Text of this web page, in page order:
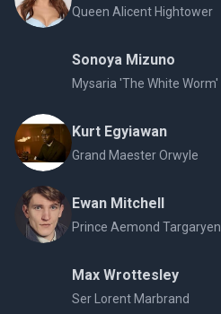
Queen Alicent Hightower
Sonoya Mizuno
Mysaria 'The White Worm'
Kurt Egyiawan
Grand Maester Orwyle
Ewan Mitchell
Prince Aemond Targaryen
Max Wrottesley
Ser Lorent Marbrand